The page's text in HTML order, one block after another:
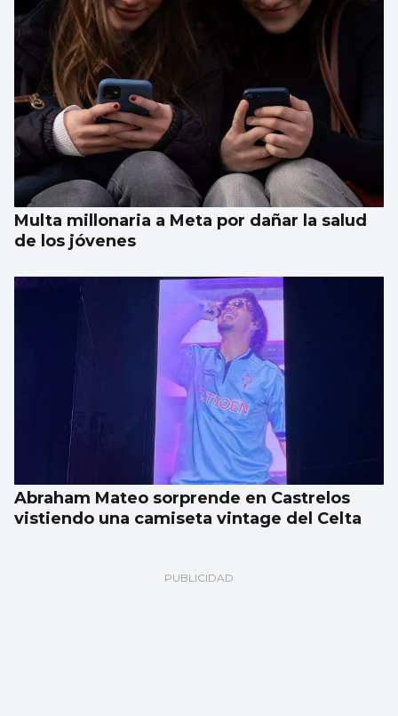
Multa millonaria a Meta por dañar la salud
de los jóvenes
Abraham Mateo sorprende en Castrelos
vistiendo una camiseta vintage del Celta